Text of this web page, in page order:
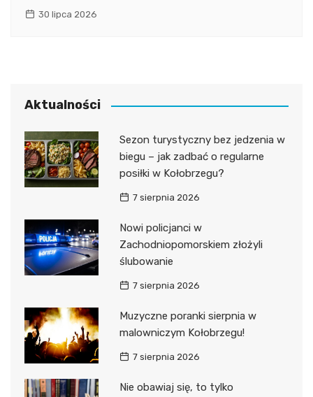
30 lipca 2026
Aktualności
Sezon turystyczny bez jedzenia w
biegu – jak zadbać o regularne
posiłki w Kołobrzegu?
7 sierpnia 2026
Nowi policjanci w
Zachodniopomorskiem złożyli
ślubowanie
7 sierpnia 2026
Muzyczne poranki sierpnia w
malowniczym Kołobrzegu!
7 sierpnia 2026
Nie obawiaj się, to tylko